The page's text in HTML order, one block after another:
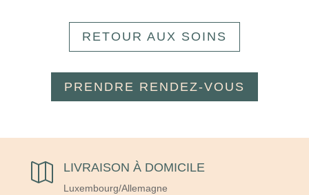
RETOUR AUX SOINS
PRENDRE RENDEZ-VOUS
 LIVRAISON À DOMICILE
Luxembourg/Allemagne